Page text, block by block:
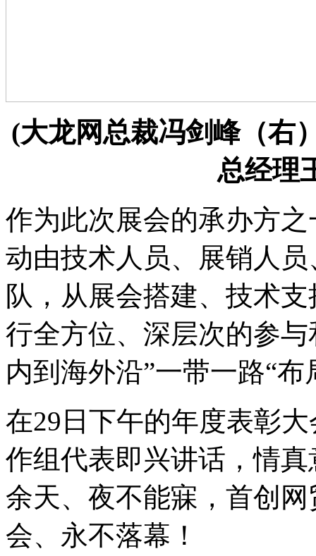
(大龙网总裁冯剑峰（右
总经理
作为此次展会的承办方
动由技术人员、展销人
队，从展会搭建、技术
行全方位、深层次的参
内到海外沿”一带一路“
在29日下午的年度表彰
作组代表即兴讲话，情
余天、夜不能寐，首创
会、永不落幕！